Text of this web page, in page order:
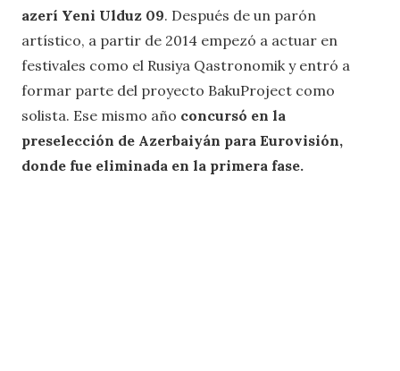
azerí Yeni Ulduz 09. Después de un parón
artístico, a partir de 2014 empezó a actuar en
festivales como el Rusiya Qastronomik y entró a
formar parte del proyecto BakuProject como
solista. Ese mismo año concursó en la
preselección de Azerbaiyán para Eurovisión,
donde fue eliminada en la primera fase.